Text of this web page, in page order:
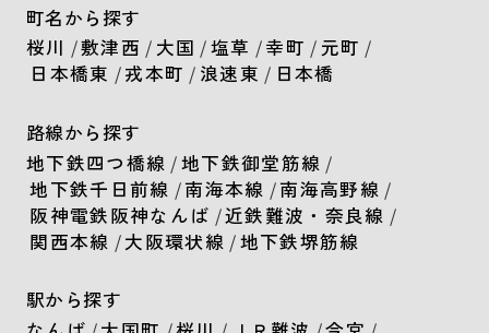
町名から探す
桜川 /敷津西 / 大国 /塩草 /幸町 / 元町 /
日本橋東 /戎本町 / 浪速東 / 日本橋
路線から探す
地下鉄四つ橋線 /地下鉄御堂筋線 /
地下鉄千日前線 /南海本線 /南海高野線 /
阪神電鉄阪神なんば /近鉄難波・奈良線 /
関西本線 /大阪環状線 /地下鉄堺筋線
駅から探す